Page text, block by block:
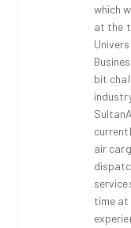
which
at the
bit
air
time at